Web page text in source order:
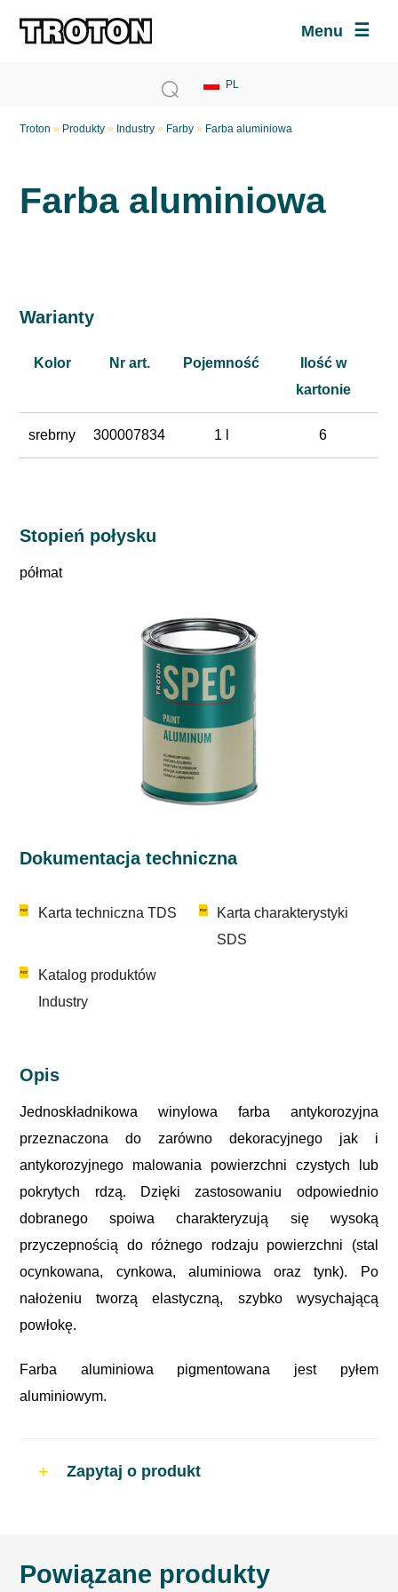
Menu
Troton » Produkty » Industry » Farby » Farba aluminiowa
Farba aluminiowa
Warianty
Kolor Nr art. Pojemność
Ilość w
kartonie
srebrny 300007834 1 l 6
Stopień połysku
półmat
Dokumentacja techniczna
Karta techniczna TDS
Karta charakterystyki
SDS
Katalog produktów
Industry
Opis
Jednoskładnikowa winylowa farba antykorozyjna
przeznaczona do zarówno dekoracyjnego jak i
antykorozyjnego malowania powierzchni czystych lub
pokrytych rdzą. Dzięki zastosowaniu odpowiednio
dobranego spoiwa charakteryzują się wysoką
przyczepnością do różnego rodzaju powierzchni (stal
ocynkowana, cynkowa, aluminiowa oraz tynk). Po
nałożeniu tworzą elastyczną, szybko wysychającą
powłokę.
Farba aluminiowa pigmentowana jest pyłem
aluminiowym.
Zapytaj o produkt
Powiązane produkty